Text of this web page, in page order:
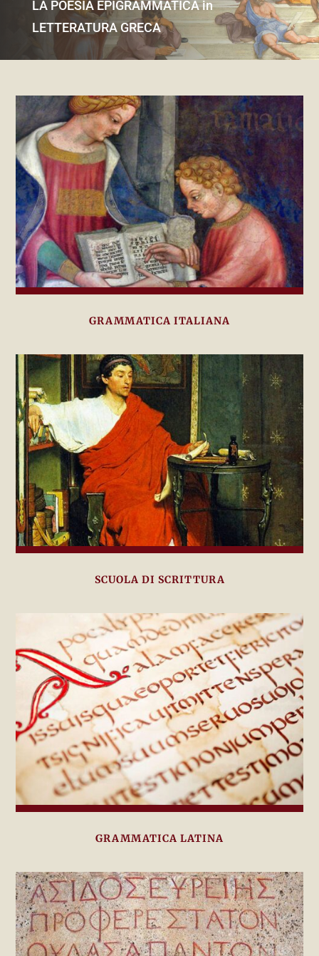
LA POESIA EPIGRAMMATICA in
LETTERATURA GRECA
GRAMMATICA ITALIANA
SCUOLA DI SCRITTURA
GRAMMATICA LATINA